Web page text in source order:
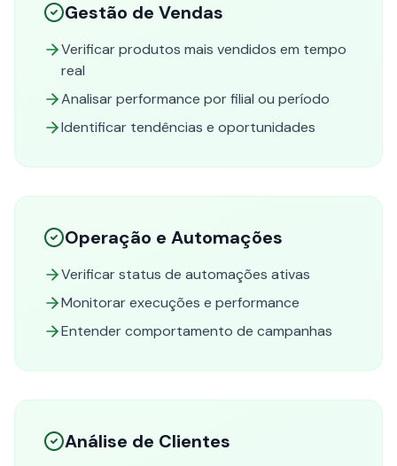
Gestão de Vendas
Verificar produtos mais vendidos em tempo
real
Analisar performance por filial ou período
Identificar tendências e oportunidades
Operação e Automações
Verificar status de automações ativas
Monitorar execuções e performance
Entender comportamento de campanhas
Análise de Clientes